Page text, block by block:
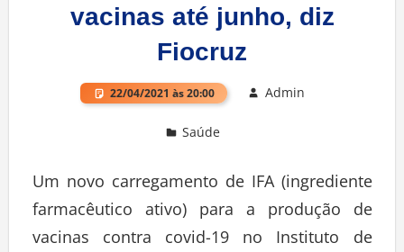
vacinas até junho, diz
Fiocruz
22/04/2021 às 20:00 Admin
Saúde
Um novo carregamento de IFA (ingrediente
farmacêutico ativo) para a produção de
vacinas contra covid-19 no Instituto de